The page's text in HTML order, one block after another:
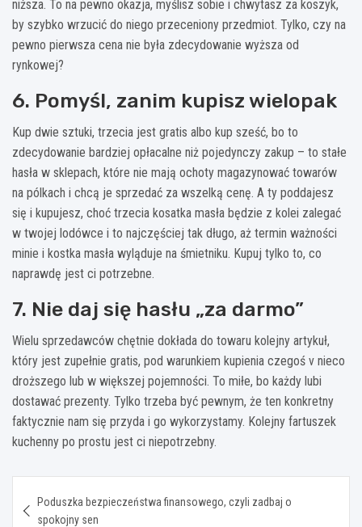
niższa. To na pewno okazja, myślisz sobie i chwytasz za koszyk,
by szybko wrzucić do niego przeceniony przedmiot. Tylko, czy na
pewno pierwsza cena nie była zdecydowanie wyższa od
rynkowej?
6. Pomyśl, zanim kupisz wielopak
Kup dwie sztuki, trzecia jest gratis albo kup sześć, bo to
zdecydowanie bardziej opłacalne niż pojedynczy zakup – to stałe
hasła w sklepach, które nie mają ochoty magazynować towarów
na pólkach i chcą je sprzedać za wszelką cenę. A ty poddajesz
się i kupujesz, choć trzecia kosatka masła będzie z kolei zalegać
w twojej lodówce i to najczęściej tak długo, aż termin ważności
minie i kostka masła wyląduje na śmietniku. Kupuj tylko to, co
naprawdę jest ci potrzebne.
7. Nie daj się hasłu „za darmo”
Wielu sprzedawców chętnie dokłada do towaru kolejny artykuł,
który jest zupełnie gratis, pod warunkiem kupienia czegoś v nieco
droższego lub w większej pojemności. To miłe, bo każdy lubi
dostawać prezenty. Tylko trzeba być pewnym, że ten konkretny
faktycznie nam się przyda i go wykorzystamy. Kolejny fartuszek
kuchenny po prostu jest ci niepotrzebny.
wpisu
Poduszka bezpieczeństwa finansowego, czyli zadbaj o
spokojny sen